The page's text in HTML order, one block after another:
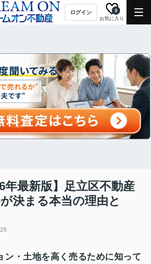
ログイン
お気に入り
0
年最新版】足立区不動産
決まる本当の理由と
ン・土地を高く売るために知って